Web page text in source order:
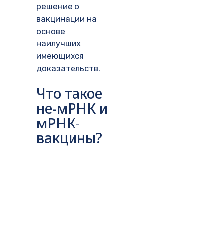
решение о
вакцинации на
основе
наилучших
имеющихся
доказательств.
Что такое
не-мРНК и
мРНК-
вакцины?